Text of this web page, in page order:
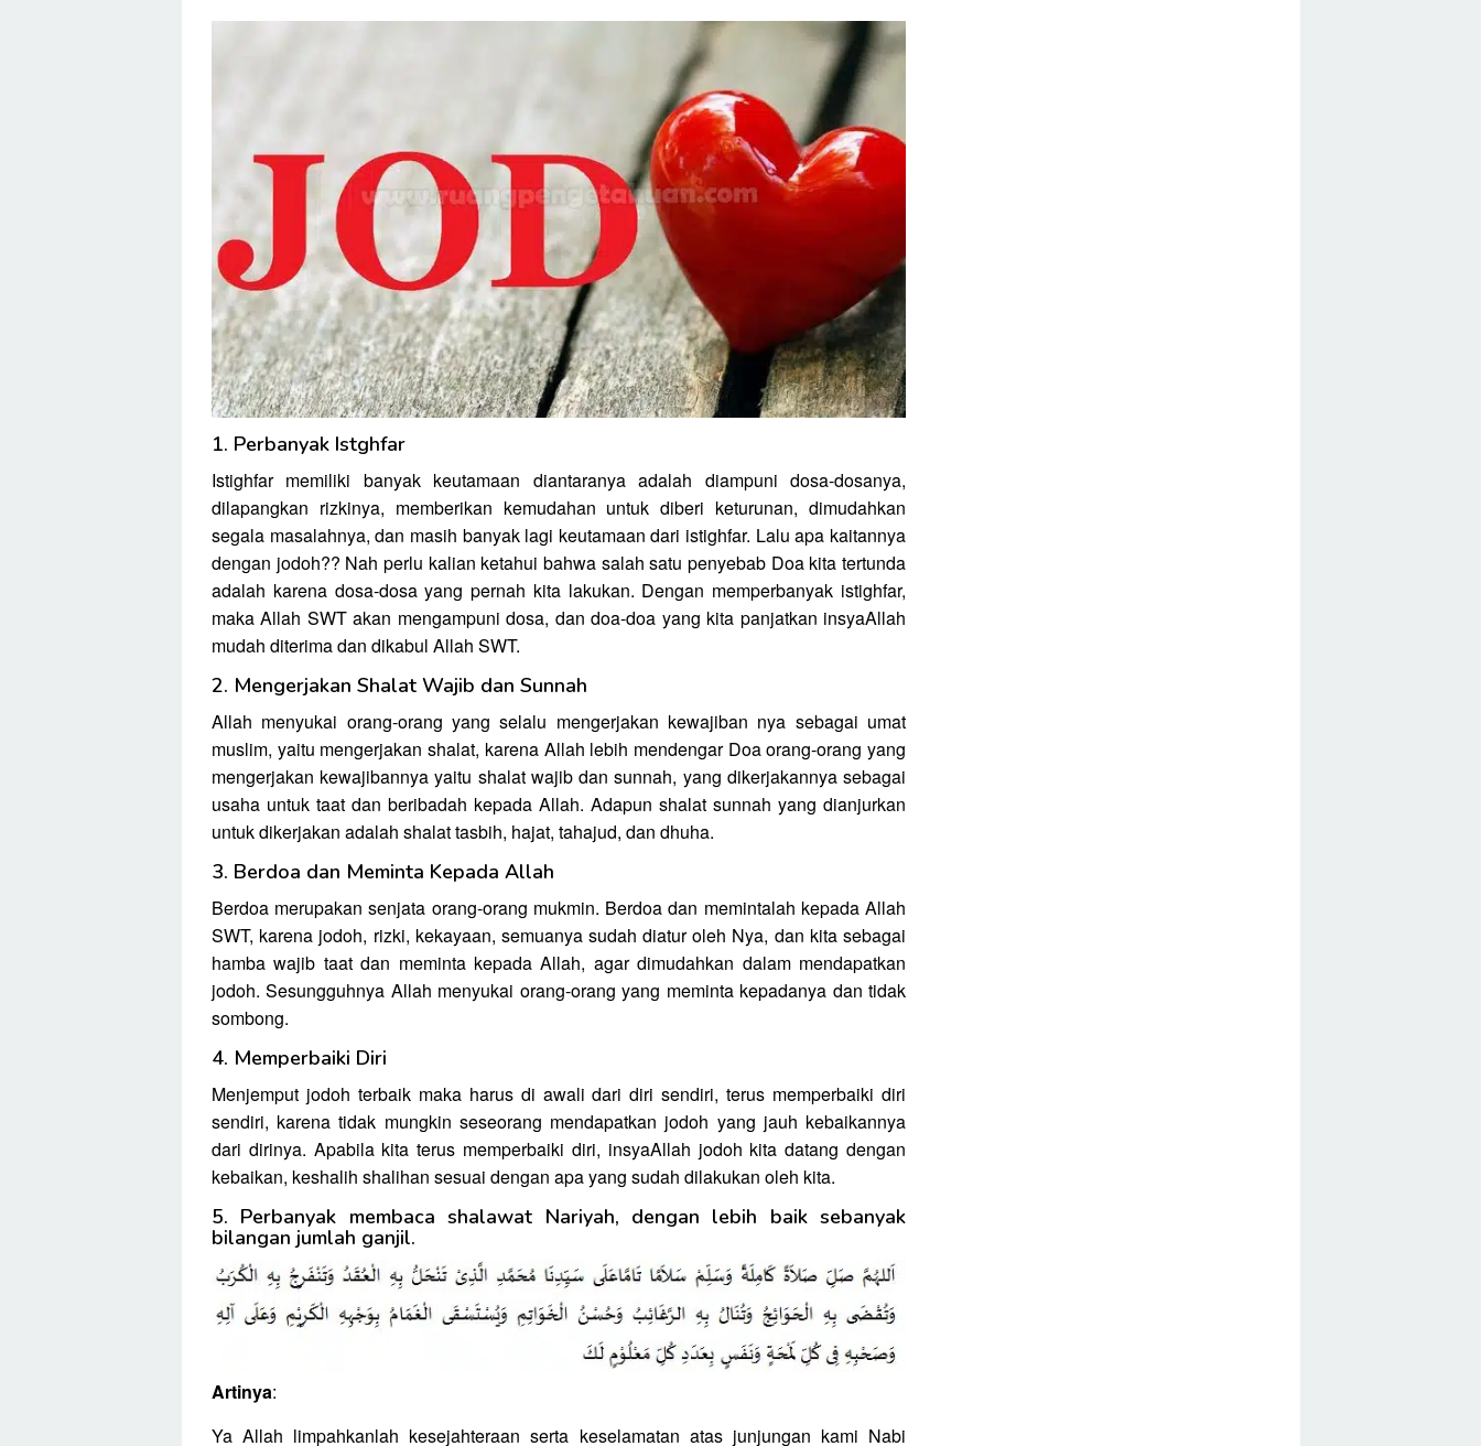
1. Perbanyak Istghfar
Istighfar memiliki banyak keutamaan diantaranya adalah diampuni dosa-dosanya,
dilapangkan rizkinya, memberikan kemudahan untuk diberi keturunan, dimudahkan
segala masalahnya, dan masih banyak lagi keutamaan dari istighfar. Lalu apa kaitannya
dengan jodoh?? Nah perlu kalian ketahui bahwa salah satu penyebab Doa kita tertunda
adalah karena dosa-dosa yang pernah kita lakukan. Dengan memperbanyak istighfar,
maka Allah SWT akan mengampuni dosa, dan doa-doa yang kita panjatkan insyaAllah
mudah diterima dan dikabul Allah SWT.
2. Mengerjakan Shalat Wajib dan Sunnah
Allah menyukai orang-orang yang selalu mengerjakan kewajiban nya sebagai umat
muslim, yaitu mengerjakan shalat, karena Allah lebih mendengar Doa orang-orang yang
mengerjakan kewajibannya yaitu shalat wajib dan sunnah, yang dikerjakannya sebagai
usaha untuk taat dan beribadah kepada Allah. Adapun shalat sunnah yang dianjurkan
untuk dikerjakan adalah shalat tasbih, hajat, tahajud, dan dhuha.
3. Berdoa dan Meminta Kepada Allah
Berdoa merupakan senjata orang-orang mukmin. Berdoa dan memintalah kepada Allah
SWT, karena jodoh, rizki, kekayaan, semuanya sudah diatur oleh Nya, dan kita sebagai
hamba wajib taat dan meminta kepada Allah, agar dimudahkan dalam mendapatkan
jodoh. Sesungguhnya Allah menyukai orang-orang yang meminta kepadanya dan tidak
sombong.
4. Memperbaiki Diri
Menjemput jodoh terbaik maka harus di awali dari diri sendiri, terus memperbaiki diri
sendiri, karena tidak mungkin seseorang mendapatkan jodoh yang jauh kebaikannya
dari dirinya. Apabila kita terus memperbaiki diri, insyaAllah jodoh kita datang dengan
kebaikan, keshalih shalihan sesuai dengan apa yang sudah dilakukan oleh kita.
5. Perbanyak membaca shalawat Nariyah, dengan lebih baik sebanyak
bilangan jumlah ganjil.
Artinya:
Ya Allah limpahkanlah kesejahteraan serta keselamatan atas junjungan kami Nabi